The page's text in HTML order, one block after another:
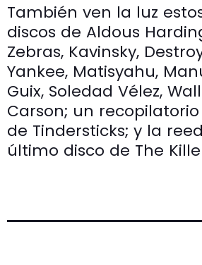
También ven la luz
discos de Aldous
Zebras, Kavinsky,
Yankee, Matisyahu,
Guix, Soledad Vélez,
Carson; un recopilatorio
de Tindersticks; y la
último disco de The